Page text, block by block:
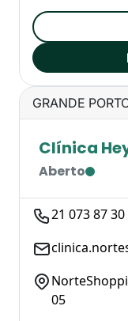
GRANDE
Clínica
Aberto
21 073 87 30
05